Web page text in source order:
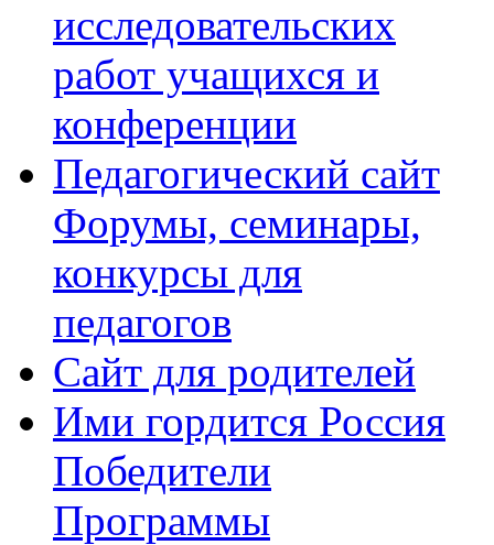
исследовательских
работ учащихся и
конференции
Педагогический сайт
Форумы, семинары,
конкурсы для
педагогов
Сайт для родителей
Ими гордится Россия
Победители
Программы